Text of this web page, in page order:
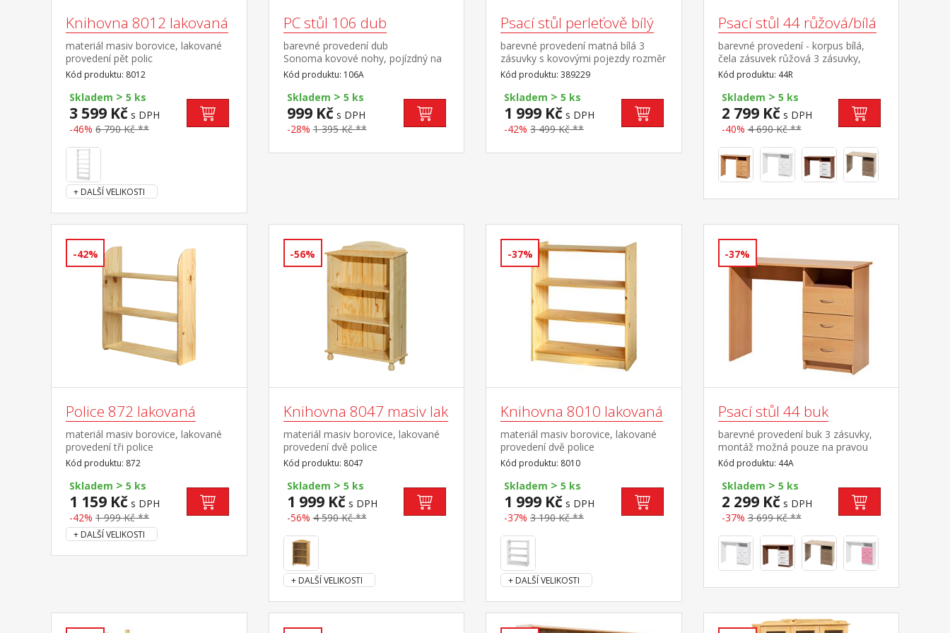
Knihovna 8012 lakovaná
materiál masiv borovice, lakované
provedení pět polic
Kód produktu: 8012
Skladem > 5 ks
3 599 Kč s DPH
-46% 6 790 Kč **
+ DALŠÍ VELIKOSTI
PC stůl 106 dub
barevné provedení dub
Sonoma kovové nohy, pojízdný na
kolečkách výsuv pro klávesnici je
součástí dodávky
Kód produktu: 106A
Skladem > 5 ks
999 Kč s DPH
-28% 1 395 Kč **
Psací stůl perleťově bílý
barevné provedení matná bílá 3
zásuvky s kovovými pojezdy rozměr
zásuvky (š/h/v) 37 × 31 × 10 cm nika
o rozměru (š/h/v) 40 × 36 × 13
cm montáž možná na pravou i
levou stranu maximální nosnost
horní desky 30 kg
Kód produktu: 389229
Skladem > 5 ks
1 999 Kč s DPH
-42% 3 499 Kč **
Psací stůl 44 růžová/bílá
barevné provedení - korpus bílá,
čela zásuvek růžová 3 zásuvky,
montáž možná pouze na pravou
stranu
Kód produktu: 44R
Skladem > 5 ks
2 799 Kč s DPH
-40% 4 690 Kč **
-42%
Police 872 lakovaná
materiál masiv borovice, lakované
provedení tři police
Kód produktu: 872
Skladem > 5 ks
1 159 Kč s DPH
-42% 1 999 Kč **
+ DALŠÍ VELIKOSTI
-56%
Knihovna 8047 masiv lak
materiál masiv borovice, lakované
provedení dvě police
Kód produktu: 8047
Skladem > 5 ks
1 999 Kč s DPH
-56% 4 590 Kč **
+ DALŠÍ VELIKOSTI
-37%
Knihovna 8010 lakovaná
materiál masiv borovice, lakované
provedení dvě police
Kód produktu: 8010
Skladem > 5 ks
1 999 Kč s DPH
-37% 3 190 Kč **
+ DALŠÍ VELIKOSTI
-37%
Psací stůl 44 buk
barevné provedení buk 3 zásuvky,
montáž možná pouze na pravou
stranu
Kód produktu: 44A
Skladem > 5 ks
2 299 Kč s DPH
-37% 3 699 Kč **